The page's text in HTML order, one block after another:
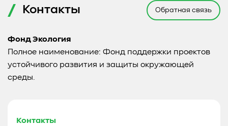
Контакты Обратная связь
Фонд Экология
Полное наименование: Фонд поддержки проектов
устойчивого развития и защиты окружающей
среды.
Контакты